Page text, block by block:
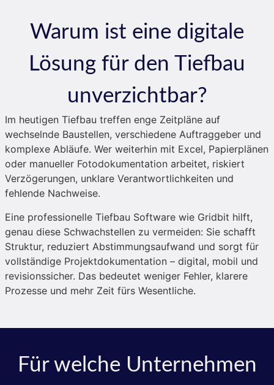
Warum ist eine digitale
Lösung für den Tiefbau
unverzichtbar?
Im heutigen Tiefbau treffen enge Zeitpläne auf
wechselnde Baustellen, verschiedene Auftraggeber und
komplexe Abläufe. Wer weiterhin mit Excel, Papierplänen
oder manueller Fotodokumentation arbeitet, riskiert
Verzögerungen, unklare Verantwortlichkeiten und
fehlende Nachweise.
Eine professionelle Tiefbau Software wie Gridbit hilft,
genau diese Schwachstellen zu vermeiden: Sie schafft
Struktur, reduziert Abstimmungsaufwand und sorgt für
vollständige Projektdokumentation – digital, mobil und
revisionssicher. Das bedeutet weniger Fehler, klarere
Prozesse und mehr Zeit fürs Wesentliche.
Für welche Unternehmen